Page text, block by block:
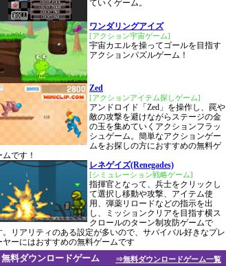
ていくゲーム。
ワンダリングアイズ
[アクション宇宙ゲーム]
宇宙カエルを操ってゴールを目指す
アクションパズルゲーム！
Zed
[アクションアイテム探しゲーム]
アンドロイド「Zed」を操作し、罠や
敵の攻撃を避けながらステージの金
の玉を集めていくアクションフラッ
シュゲーム。簡単なアクションゲー
ムをお探しの方におすすめの無料ゲ
ムです！
レネゲイズ(Renegades)
[シミュレーション戦略ゲーム]
指揮官となって、兵士をクリックし
て選択し移動や攻撃、アイテム使
用、弾薬リロードなどの指示を出
し、ミッションクリアを目指す横ス
クロールのターン制攻防ゲームで
。リアリティのある設定が多いので、サバイバル好きなプレ
ヤーにはおすすめの無料ゲームです
⇒無料ダウンロードゲーム一覧
無料ダウンロードゲーム